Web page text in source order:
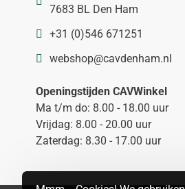
7683 BL Den Ham
+31 (0)546 671251
webshop@cavdenham.nl
Openingstijden CAVWinkel
Ma t/m do: 8.00 - 18.00 uur
Vrijdag: 8.00 - 20.00 uur
Zaterdag: 8.30 - 17.00 uur